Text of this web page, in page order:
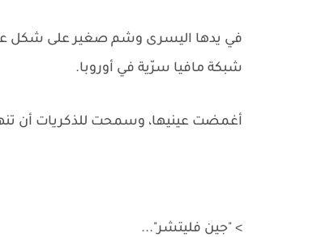
في يدها اليسرى وشم صغير على شكل
شبكة مافيا سرّية في أوروبا.
أغمضت عينيها، وسمحت للذكريات أن
> "جين فليتشر"...